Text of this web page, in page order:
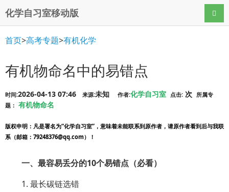
化学自习室移动版 导航
首页>高考专题>有机化学
有机物命名中的易错点
时间:2026-04-13 07:46 来源:未知 作者:化学自习室 点击: 次
所属专
题： 有机物命名
版权申明 ：凡是署名为“化学自习室”，意味着未能联系到原作者，请原作者看到后与我联
系（邮箱：79248376@qq.com）！
一、最容易丢分的10个易错点（必看）
1. 最长碳链选错